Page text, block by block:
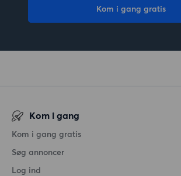
Kom i gang gratis
Kom i gang
Kom i gang gratis
Søg annoncer
Log ind